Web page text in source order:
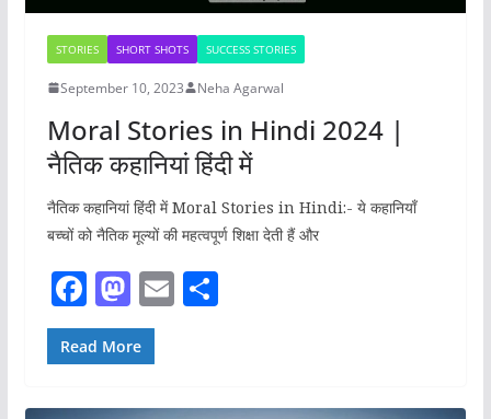
STORIES SHORT SHOTS SUCCESS STORIES
September 10, 2023 Neha Agarwal
Moral Stories in Hindi 2024 |
नैतिक कहानियां हिंदी में
नैतिक कहानियां हिंदी में Moral Stories in Hindi:- ये कहानियाँ
बच्चों को नैतिक मूल्यों की महत्वपूर्ण शिक्षा देती हैं और
F
a
c
M
a
st
E S
Read More